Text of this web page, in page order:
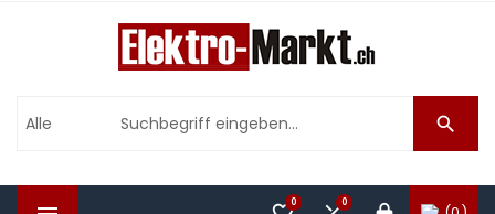

0
0